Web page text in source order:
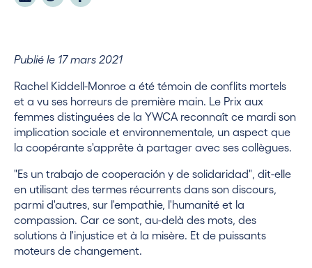
Publié le 17 mars 2021
Rachel Kiddell-Monroe a été témoin de conflits mortels
et a vu ses horreurs de première main. Le Prix aux
femmes distinguées de la YWCA reconnaît ce mardi son
implication sociale et environnementale, un aspect que
la coopérante s'apprête à partager avec ses collègues.
"Es un trabajo de cooperación y de solidaridad", dit-elle
en utilisant des termes récurrents dans son discours,
parmi d'autres, sur l'empathie, l'humanité et la
compassion. Car ce sont, au-delà des mots, des
solutions à l'injustice et à la misère. Et de puissants
moteurs de changement.